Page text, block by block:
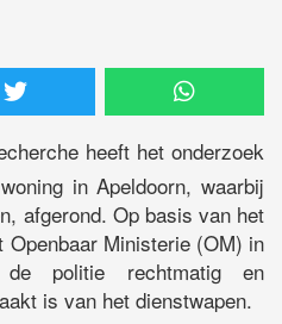
heeft het onderzoek
in Apeldoorn, waarbij
afgerond. Op basis van het
Ministerie (OM) in
politie rechtmatig en
is van het dienstwapen.